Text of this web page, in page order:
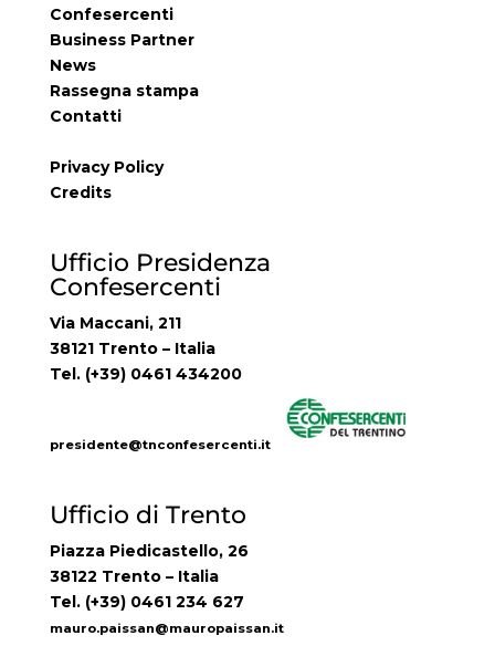
Confesercenti
Business Partner
News
Rassegna stampa
Contatti
Privacy Policy
Credits
Ufficio Presidenza
Confesercenti
Via Maccani, 211
38121 Trento – Italia
Tel. (+39) 0461 434200
presidente@tnconfesercenti.it
Ufficio di Trento
Piazza Piedicastello, 26
38122 Trento – Italia
Tel. (+39) 0461 234 627
mauro.paissan@mauropaissan.it